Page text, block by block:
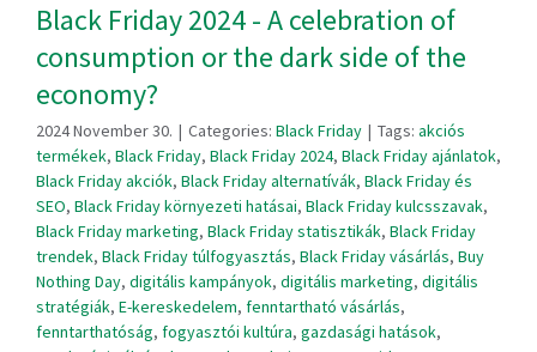
Black Friday 2024 - A celebration of
consumption or the dark side of the
economy?
2024 November 30. | Categories: Black Friday | Tags: akciós
termékek, Black Friday, Black Friday 2024, Black Friday ajánlatok,
Black Friday akciók, Black Friday alternatívák, Black Friday és
SEO, Black Friday környezeti hatásai, Black Friday kulcsszavak,
Black Friday marketing, Black Friday statisztikák, Black Friday
trendek, Black Friday túlfogyasztás, Black Friday vásárlás, Buy
Nothing Day, digitális kampányok, digitális marketing, digitális
stratégiák, E-kereskedelem, fenntartható vásárlás,
fenntarthatóság, fogyasztói kultúra, gazdasági hatások,